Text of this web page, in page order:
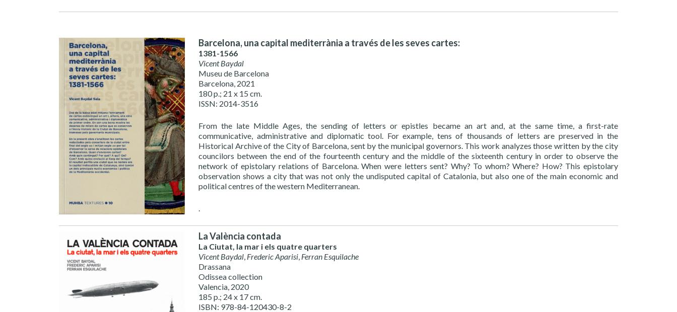
Barcelona, una capital mediterrània a través de les seves cartes:
1381-1566
Vicent Baydal
Museu de Barcelona
Barcelona, 2021
180 p.; 21 x 15 cm.
ISSN: 2014-3516
From the late Middle Ages, the sending of letters or epistles became an art and, at the same time, a first-rate
communicative, administrative and diplomatic tool. For example, tens of thousands of letters are preserved in the
Historical Archive of the City of Barcelona, sent by the municipal governors. This work analyzes those written by the city
councilors between the end of the fourteenth century and the middle of the sixteenth century in order to observe the
network of epistolary relations of Barcelona. When were letters sent? Why? To whom? Where? How? This epistolary
observation shows a city that was not only the undisputed capital of Catalonia, but also one of the main economic and
political centres of the western Mediterranean.
.
La València contada
La Ciutat, la mar i els quatre quarters
Vicent Baydal, Frederic Aparisi, Ferran Esquilache
Drassana
Odissea collection
Valencia, 2020
185 p.; 24 x 17 cm.
ISBN: 978-84-120430-8-2